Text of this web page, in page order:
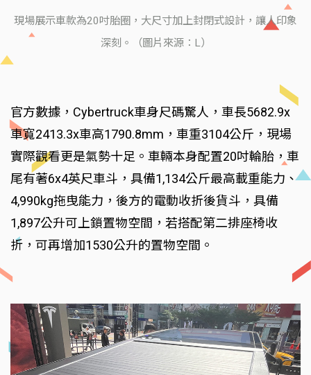
現場展示車款為20吋胎圈，大尺寸加上封閉式設計，讓人印象
深刻。（圖片來源：L）
官方數據，Cybertruck車身尺碼驚人，車長5682.9x
車寬2413.3x車高1790.8mm，車重3104公斤，現場
實際觀看更是氣勢十足。車輛本身配置20吋輪胎，車
尾有著6x4英尺車斗，具備1,134公斤最高載重能力、
4,990kg拖曳能力，後方的電動收折後貨斗，具備
1,897公升可上鎖置物空間，若搭配第二排座椅收
折，可再增加1530公升的置物空間。